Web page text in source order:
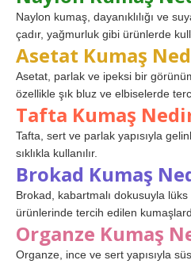
Naylon kumaş, dayanıklılığı ve
çadır, yağmurluk gibi ürünlerde
Asetat Kumaş
Asetat, parlak ve ipeksi bir
özellikle şık bluz ve elbiselerde
Tafta Kumaş
Tafta, sert ve parlak yapısıyla
sıklıkla kullanılır.
Brokad Kumaş
Brokad, kabartmalı dokusuyla
ürünlerinde tercih edilen
Organze Kumaş
Organze, ince ve sert yapısıyla